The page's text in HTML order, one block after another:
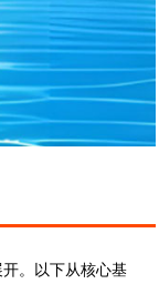
。以下从核心基